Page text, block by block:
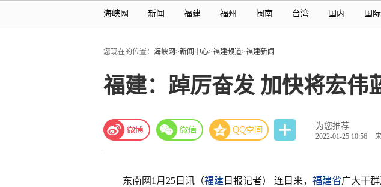
海峡网 新闻 福建 福州 闽南 台湾 国内 国际
您现在的位置： 海峡网>新闻中心>福建频道>福建新闻
福建：踔厉奋发 加快将宏伟
为您推荐
2022-01-25 10:56
东南网1月25日讯（福建 日报记者） 连日来， 福建省广大干